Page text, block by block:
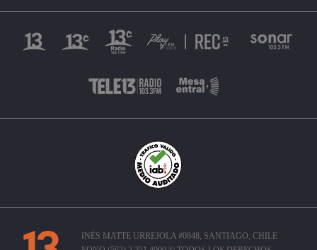
INÉS MATTE URREJOLA #0848, SANTIAGO, CHILE